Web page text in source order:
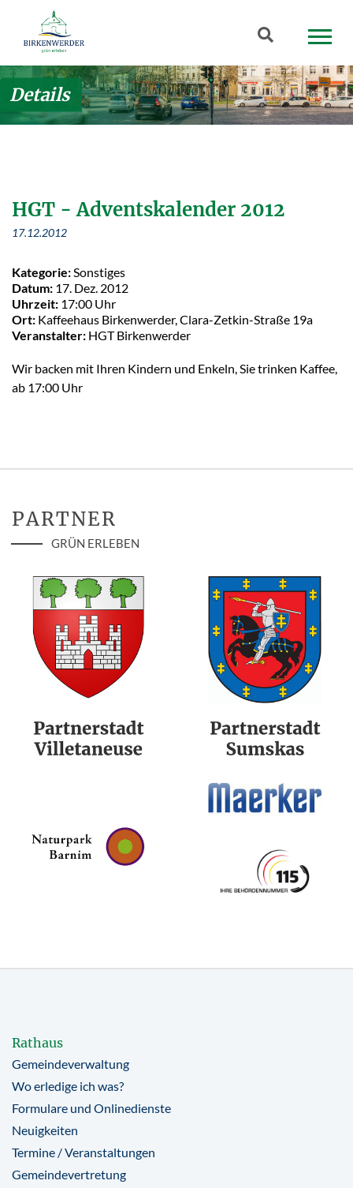
Zum Hauptinhalt springen
Suchbegriff
Details
HGT - Adventskalender 2012
17.12.2012
Kategorie: Sonstiges
Datum: 17. Dez. 2012
Uhrzeit: 17:00 Uhr
Ort: Kaffeehaus Birkenwerder, Clara-Zetkin-Straße 19a
Veranstalter: HGT Birkenwerder
Wir backen mit Ihren Kindern und Enkeln, Sie trinken Kaffee,
ab 17:00 Uhr
PARTNER
GRÜN ERLEBEN
Rathaus
Gemeindeverwaltung
Wo erledige ich was?
Formulare und Onlinedienste
Neuigkeiten
Termine / Veranstaltungen
Gemeindevertretung